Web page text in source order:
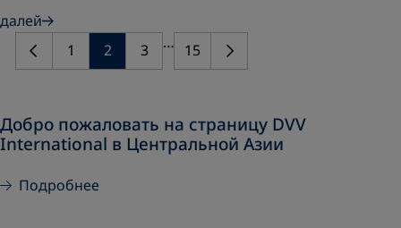
далей
1
2 3 … 15
Добро пожаловать на страницу DVV
International в Центральной Азии
Подробнее